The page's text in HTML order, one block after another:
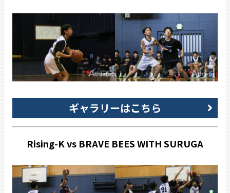
ギャラリーはこちら
Rising-K vs BRAVE BEES WITH SURUGA